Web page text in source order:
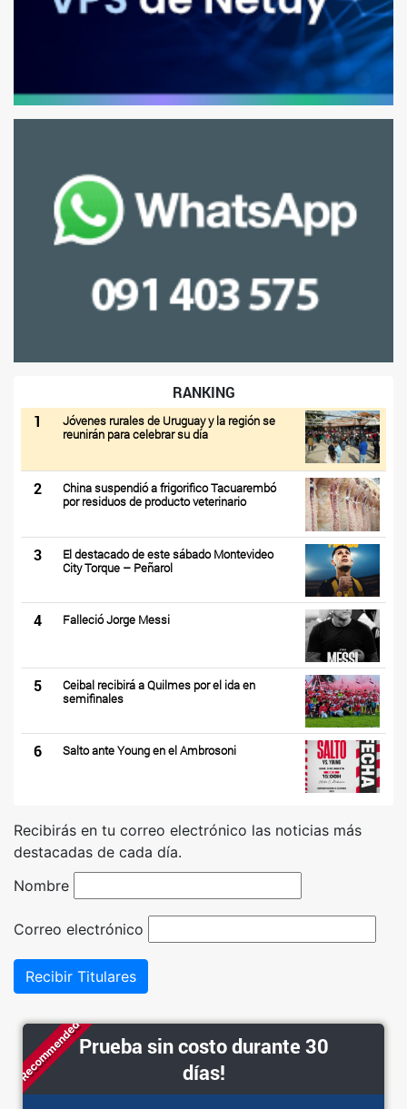
RANKING
1
Jóvenes rurales de Uruguay y la región se
reunirán para celebrar su día
2
China suspendió a frigorifico Tacuarembó
por residuos de producto veterinario
3
El destacado de este sábado Montevideo
City Torque – Peñarol
4 Falleció Jorge Messi
5
Ceibal recibirá a Quilmes por el ida en
semifinales
6 Salto ante Young en el Ambrosoni
Recibirás en tu correo electrónico las noticias más
destacadas de cada día.
Nombre
Correo electrónico
Recibir Titulares
RecommendedPrueba sin costo durante 30
días!